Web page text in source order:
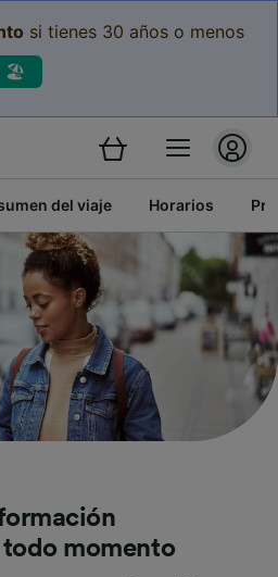
si tienes 30 años o menos
🏖️
del viaje Horarios
momento